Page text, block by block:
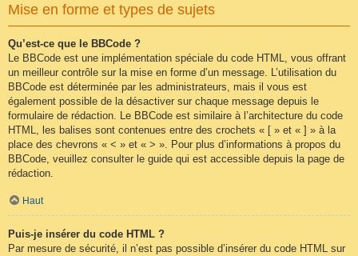
Mise en forme et types de sujets
Qu’est-ce que le BBCode ?
Le BBCode est une implémentation spéciale du code HTML, vous offrant
un meilleur contrôle sur la mise en forme d’un message. L’utilisation du
BBCode est déterminée par les administrateurs, mais il vous est
également possible de la désactiver sur chaque message depuis le
formulaire de rédaction. Le BBCode est similaire à l’architecture du code
HTML, les balises sont contenues entre des crochets « [ » et « ] » à la
place des chevrons « < » et « > ». Pour plus d’informations à propos du
BBCode, veuillez consulter le guide qui est accessible depuis la page de
rédaction.
Haut
Puis-je insérer du code HTML ?
Par mesure de sécurité, il n’est pas possible d’insérer du code HTML sur